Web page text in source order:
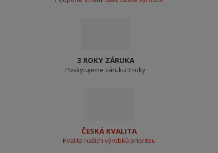
3 ROKY ZÁRUKA
Poskytujeme záruku 3 roky
ČESKÁ KVALITA
Kvalita našich výrobků prioritou